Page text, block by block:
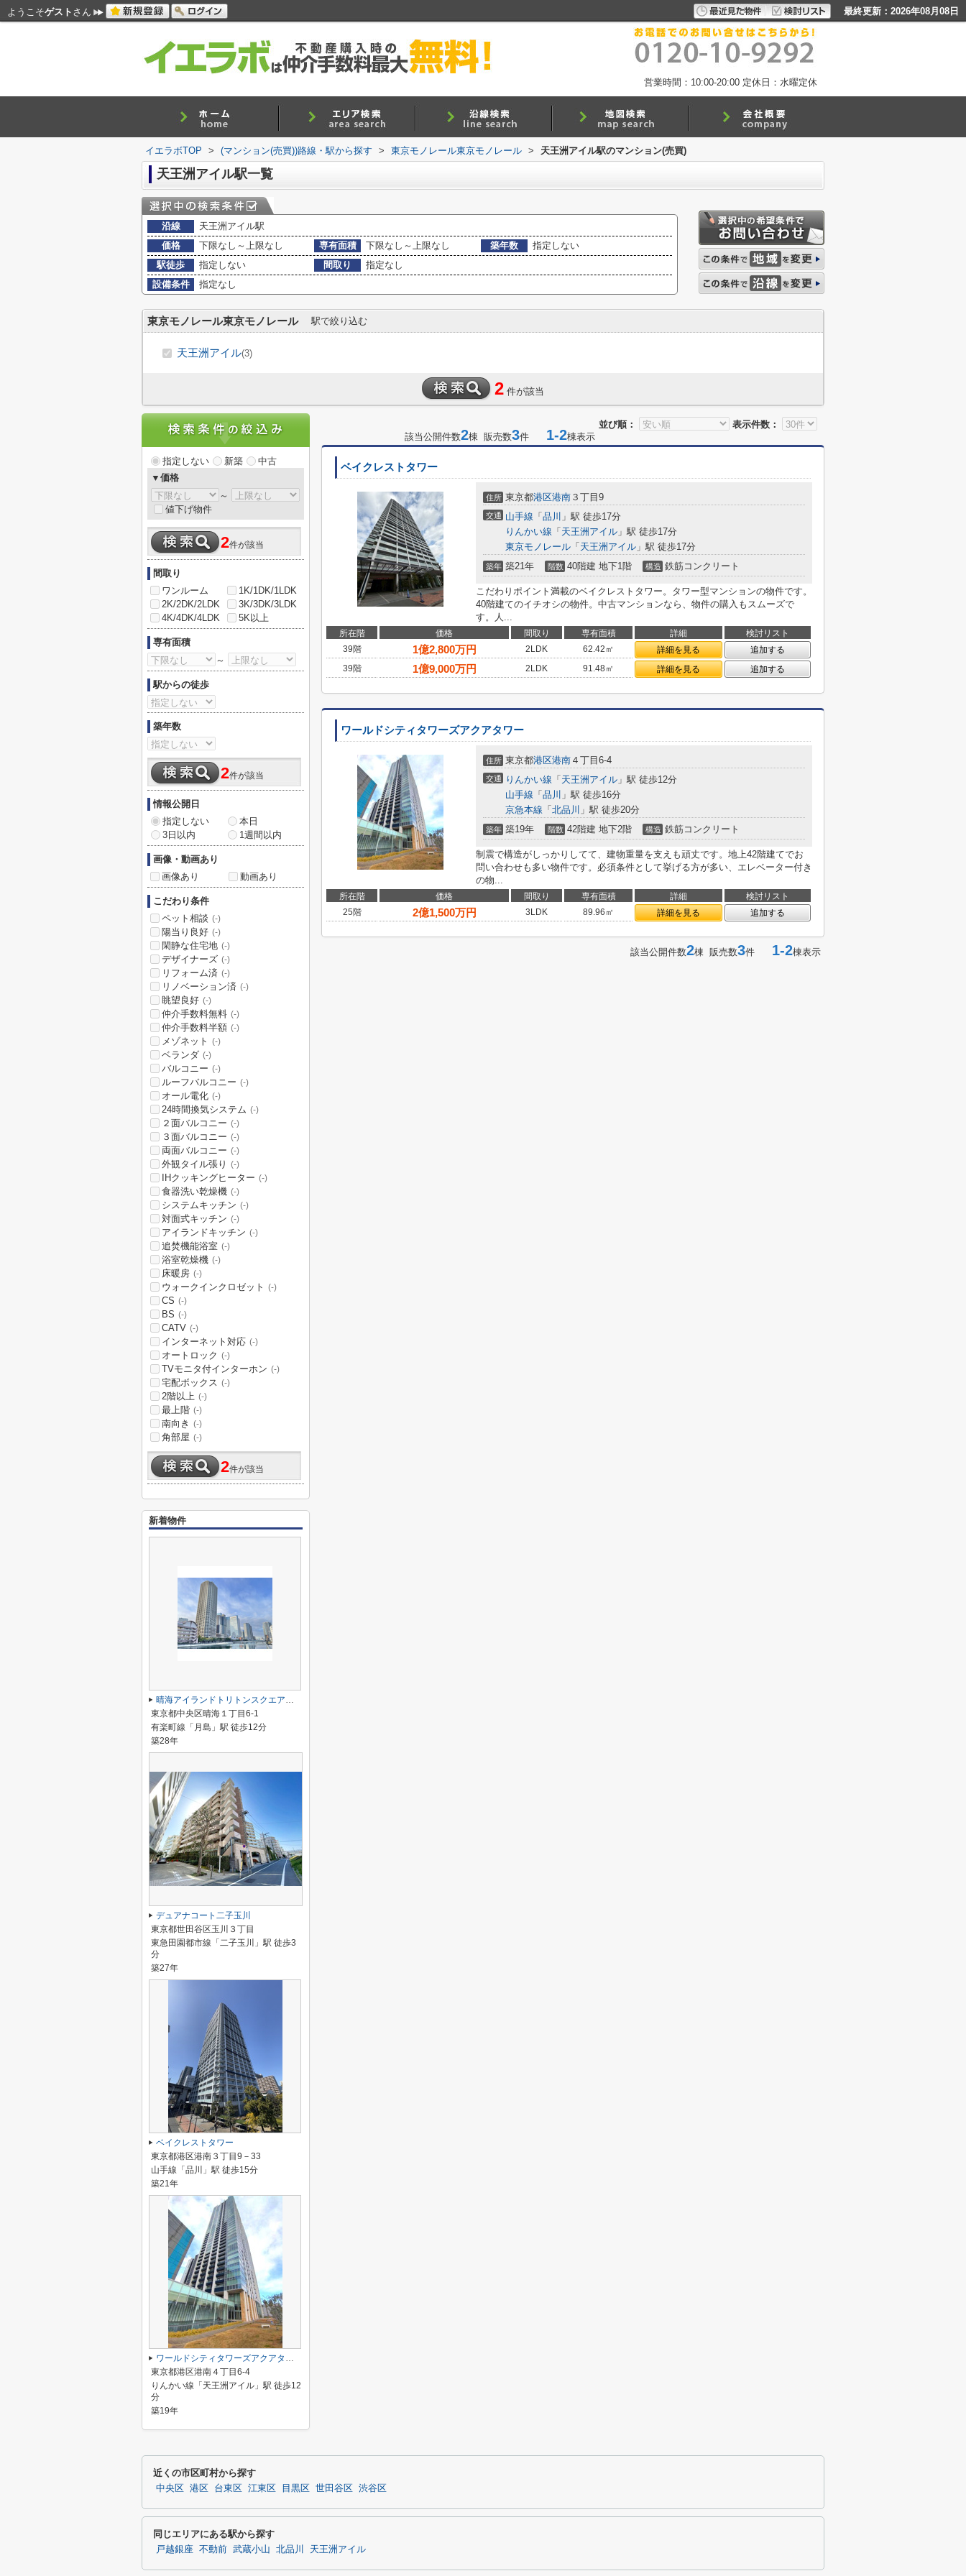
ようこそゲスト さん 最終更新：2026年08月08日
営業時間：10:00-20:00 定休日：水曜定休
イエラボTOP > (マンション(売買))路線・駅から探す > 東京モノレール東京モノレール > 天王洲アイル駅のマンション(売買)
天王洲アイル駅一覧
沿線
天王洲アイル駅
価格
下限なし～上限なし 専有面積 下限なし～上限なし 築年数
指定しない
駅徒歩
指定しない 間取り
指定なし
設備条件
指定なし
東京モノレール東京モノレール 駅で絞り込む
天王洲アイル(3)
2 件が該当
並び順：
表示件数：
該当公開件数2棟 販売数3件 1-2棟表示
ベイクレストタワー
住所 東京都港区港南 ３丁目9
交通 山手線 「 品川 」駅 徒歩17分
りんかい線 「 天王洲アイル 」駅 徒歩17分
東京モノレール 「 天王洲アイル 」駅 徒歩17分
築年 築21年 階数 40階建 地下1階 構造 鉄筋コンクリート
こだわりポイント満載のベイクレストタワー。タワー型マンションの物件です。
40階建てのイチオシの物件。中古マンションなら、物件の購入もスムーズで
す。人...
所在階 価格 間取り 専有面積 詳細
検討リスト
39階
1億2,800万円 2LDK 62.42㎡ 詳細を見る
追加する
39階
1億9,000万円 2LDK 91.48㎡ 詳細を見る 追加する
ワールドシティタワーズアクアタワー
住所 東京都港区港南 ４丁目6-4
交通 りんかい線 「 天王洲アイル 」駅 徒歩12分
山手線 「 品川 」駅 徒歩16分
京急本線 「 北品川 」駅 徒歩20分
築年 築19年 階数 42階建 地下2階 構造 鉄筋コンクリート
制震で構造がしっかりしてて、建物重量を支えも頑丈です。地上42階建てでお
問い合わせも多い物件です。必須条件として挙げる方が多い、エレベーター付き
の物...
所在階 価格 間取り 専有面積 詳細
検討リスト
25階
2億1,500万円 3LDK 89.96㎡ 詳細を見る 追加する
該当公開件数2棟 販売数3件 1-2棟表示
指定しない 新築
中古
▼価格
～
値下げ物件
2件が該当
間取り
ワンルーム
1K/1DK/1LDK
2K/2DK/2LDK
3K/3DK/3LDK
4K/4DK/4LDK
5K以上
専有面積
～
駅からの徒歩
築年数
2件が該当
情報公開日
指定しない
本日
3日以内
1週間以内
画像・動画あり
画像あり
動画あり
こだわり条件
ペット相談 (-)
陽当り良好 (-)
閑静な住宅地 (-)
デザイナーズ (-)
リフォーム済 (-)
リノベーション済 (-)
眺望良好 (-)
仲介手数料無料 (-)
仲介手数料半額 (-)
メゾネット (-)
ベランダ (-)
バルコニー (-)
ルーフバルコニー (-)
オール電化 (-)
24時間換気システム (-)
２面バルコニー (-)
３面バルコニー (-)
両面バルコニー (-)
外観タイル張り (-)
IHクッキングヒーター (-)
食器洗い乾燥機 (-)
システムキッチン (-)
対面式キッチン (-)
アイランドキッチン (-)
追焚機能浴室 (-)
浴室乾燥機 (-)
床暖房 (-)
ウォークインクロゼット (-)
CS (-)
BS (-)
CATV (-)
インターネット対応 (-)
オートロック (-)
TVモニタ付インターホン (-)
宅配ボックス (-)
2階以上 (-)
最上階 (-)
南向き (-)
角部屋 (-)
2件が該当
新着物件
晴海アイランドトリトンスクエアビュータワー
東京都中央区晴海１丁目6-1
有楽町線「月島」駅 徒歩12分
築28年
デュアナコート二子玉川
東京都世田谷区玉川３丁目
東急田園都市線「二子玉川」駅 徒歩3
分
築27年
ベイクレストタワー
東京都港区港南３丁目9－33
山手線「品川」駅 徒歩15分
築21年
ワールドシティタワーズアクアタワー
東京都港区港南４丁目6-4
りんかい線「天王洲アイル」駅 徒歩12
分
築19年
近くの市区町村から探す
中央区 港区 台東区 江東区 目黒区 世田谷区 渋谷区
同じエリアにある駅から探す
戸越銀座 不動前 武蔵小山 北品川 天王洲アイル